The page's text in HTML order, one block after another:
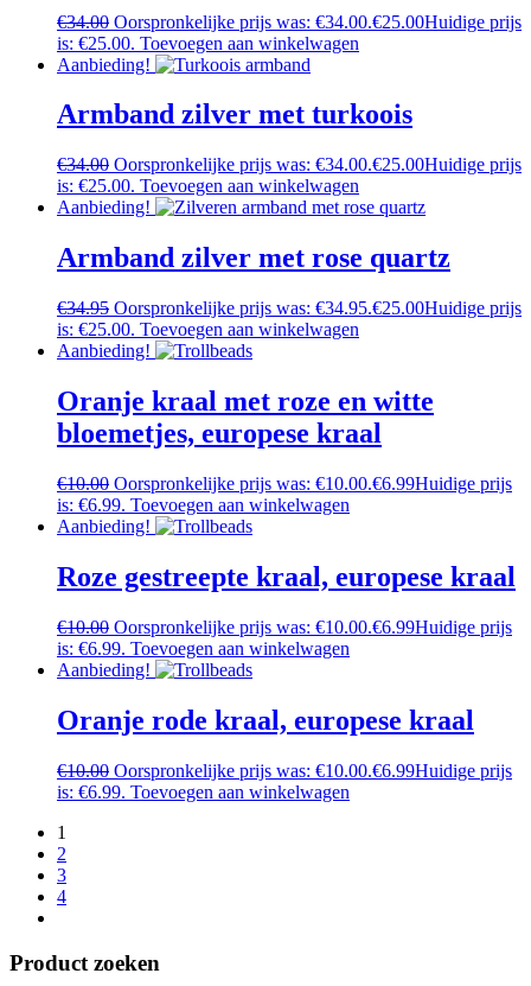
€34.00 Oorspronkelijke prijs was: €34.00.€25.00Huidige prijs
is: €25.00. Toevoegen aan winkelwagen
Aanbieding!
Armband zilver met turkoois
€34.00 Oorspronkelijke prijs was: €34.00.€25.00Huidige prijs
is: €25.00. Toevoegen aan winkelwagen
Aanbieding!
Armband zilver met rose quartz
€34.95 Oorspronkelijke prijs was: €34.95.€25.00Huidige prijs
is: €25.00. Toevoegen aan winkelwagen
Aanbieding!
Oranje kraal met roze en witte
bloemetjes, europese kraal
€10.00 Oorspronkelijke prijs was: €10.00.€6.99Huidige prijs
is: €6.99. Toevoegen aan winkelwagen
Aanbieding!
Roze gestreepte kraal, europese kraal
€10.00 Oorspronkelijke prijs was: €10.00.€6.99Huidige prijs
is: €6.99. Toevoegen aan winkelwagen
Aanbieding!
Oranje rode kraal, europese kraal
€10.00 Oorspronkelijke prijs was: €10.00.€6.99Huidige prijs
is: €6.99. Toevoegen aan winkelwagen
1
2
3
4
Product zoeken